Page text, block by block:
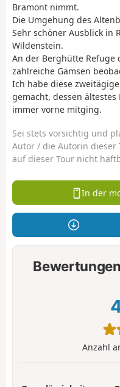
Bramont nimmt.
Die Umgehung des
Sehr schöner Ausblick in
Wildenstein.
An der Berghütte Refuge
zahlreiche Gämsen
Ich habe diese
gemacht, dessen
immer vorne mitging.
Sei stets vorsichtig und
Autor / die Autorin dieser
auf dieser Tour nicht
In der
Anzahl